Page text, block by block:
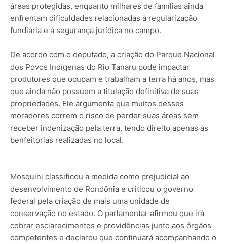
áreas protegidas, enquanto milhares de famílias ainda
enfrentam dificuldades relacionadas à regularização
fundiária e à segurança jurídica no campo.
De acordo com o deputado, a criação do Parque Nacional
dos Povos Indígenas do Rio Tanaru pode impactar
produtores que ocupam e trabalham a terra há anos, mas
que ainda não possuem a titulação definitiva de suas
propriedades. Ele argumenta que muitos desses
moradores correm o risco de perder suas áreas sem
receber indenização pela terra, tendo direito apenas às
benfeitorias realizadas no local.
Mosquini classificou a medida como prejudicial ao
desenvolvimento de Rondônia e criticou o governo
federal pela criação de mais uma unidade de
conservação no estado. O parlamentar afirmou que irá
cobrar esclarecimentos e providências junto aos órgãos
competentes e declarou que continuará acompanhando o